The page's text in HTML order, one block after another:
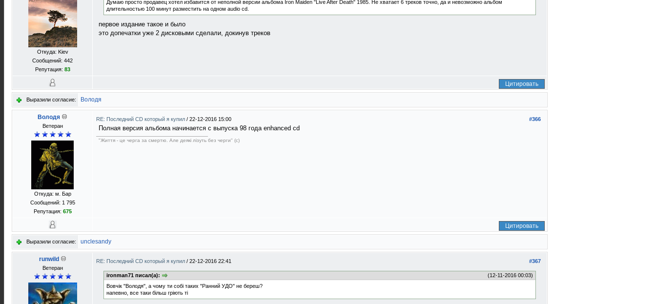
Откуда: Kiev
Сообщений: 442
Репутация: 83
Думаю просто продавец хотел избавится от неполной версии альбома Iron Maiden "Live After Death" 1985. Не хватает 6 треков точно, да и невозможно альбом
длительностью 100 минут разместить на одном audio cd.
первое издание такое и было
это допечатки уже 2 дисковыми сделали, докинув треков
Цитировать
Выразили согласие: Володя
Володя
Ветеран
Откуда: м. Бар
Сообщений: 1 795
Репутация: 675
#366
RE: Последний CD который я купил / 22-12-2016 15:00
Полная версия альбома начинается с выпуска 98 года enhanced cd
"Життя - це черга за смертю. Але деякі лізуть без черги" (с)
Цитировать
Выразили согласие: unclesandy
runwild
Ветеран
#367
RE: Последний CD который я купил / 22-12-2016 22:41
(12-11-2016 00:03)
ironman71 писал(а):
Вовчік "Володя", а чому ти собі таких "Ранний УДО" не береш?
напевно, все таки більш гріють ті